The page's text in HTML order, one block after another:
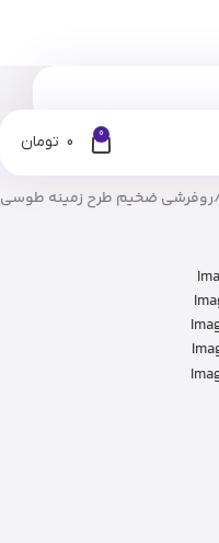
0
0 تومان
روفرشی ضخیم طرح زمینه طوسی